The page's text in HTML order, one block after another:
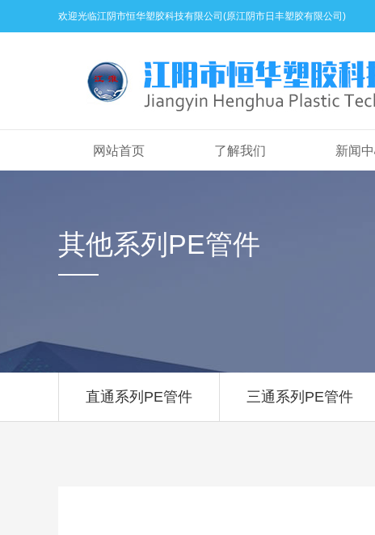
欢迎光临江阴市恒华塑胶科技有限公司(原江阴市日丰塑胶有限公司)
网站首页 了解我们 新闻
其他系列PE管件
直通系列PE管件 三通系列PE管件